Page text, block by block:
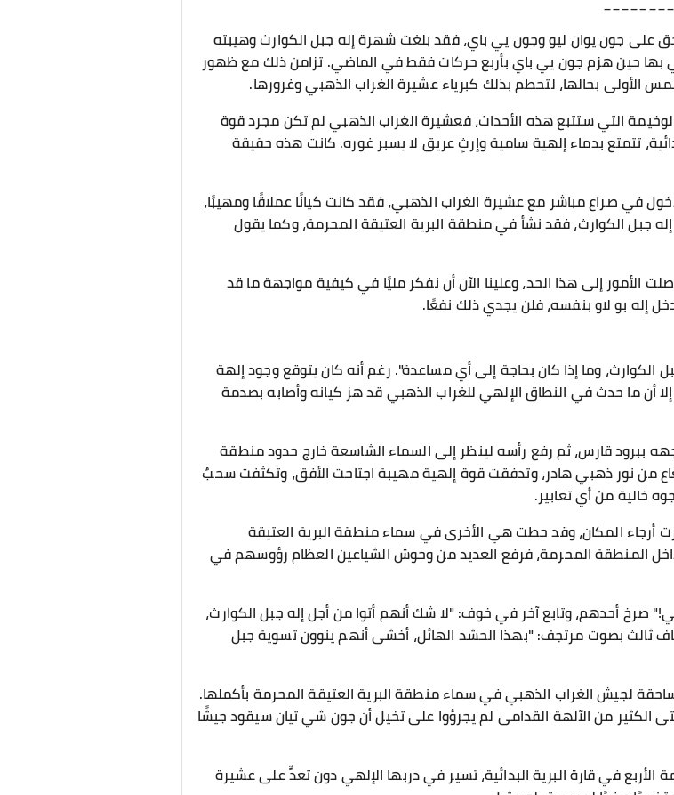
على جون يوان ليو وجون يي باي، فقد بلغت شهرة إله جبل الكوارث وهيبته
بها حين هزم جون يي باي بأربع حركات فقط في الماضي. تزامن ذلك مع ظهور
بحالها، لتحطم بذلك كبرياء عشيرة الغراب الذهبي وغرورها.
التي ستتبع هذه الأحداث، فعشيرة الغراب الذهبي لم تكن مجرد قوة
تتمتع بدماء إلهية سامية وإرثٍ عريق لا يسبر غوره. كانت هذه حقيقة
في صراع مباشر مع عشيرة الغراب الذهبي، فقد كانت كيانًا عملاقًا ومهيبًا،
جبل الكوارث، فقد نشأ في منطقة البرية العتيقة المحرمة، وكما يقول
الأمور إلى هذا الحد، وعلينا الآن أن نفكر مليًا في كيفية مواجهة ما قد
إله بو لاو بنفسه، فلن يجدي ذلك نفعًا.
الكوارث، وما إذا كان بحاجة إلى أي مساعدة". رغم أنه كان يتوقع وجود إلهة
أن ما حدث في النطاق الإلهي للغراب الذهبي قد هز كيانه وأصابه بصدمة
ببرود قارس، ثم رفع رأسه لينظر إلى السماء الشاسعة خارج حدود منطقة
من نور ذهبي هادر، وتدفقت قوة إلهية مهيبة اجتاحت الأفق، وتكثفت سحبٌ
خالية من أي تعابير.
المكان، وقد حطت هي الأخرى في سماء منطقة البرية العتيقة
المنطقة المحرمة، فرفع العديد من وحوش الشياعين العظام رؤوسهم في
صرخ أحدهم، وتابع آخر في خوف: "لا شك أنهم أتوا من أجل إله جبل الكوارث،
ثالث بصوت مرتجف: "بهذا الحشد الهائل، أخشى أنهم ينوون تسوية جبل
لجيش الغراب الذهبي في سماء منطقة البرية العتيقة المحرمة بأكملها.
الكثير من الآلهة القدامى لم يجرؤوا على تخيل أن جون شي تيان سيقود جيشًا
في قارة البرية البدائية، تسير في دربها الإلهي دون تعدٍّ على عشيرة